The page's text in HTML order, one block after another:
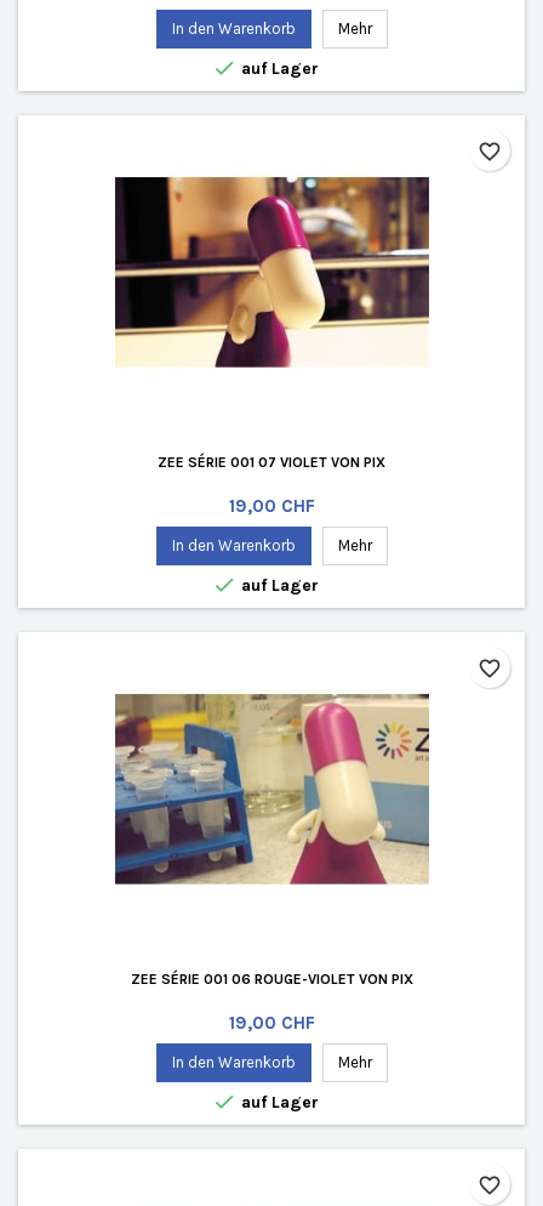
In den Warenkorb Mehr
 auf Lager
ZEE SÉRIE 001 07 VIOLET VON PIX
Preis
19,00 CHF
In den Warenkorb Mehr
 auf Lager
favorite_border
ZEE SÉRIE 001 06 ROUGE-VIOLET VON PIX
Preis
19,00 CHF
In den Warenkorb Mehr
 auf Lager
favorite_border
favorite_border